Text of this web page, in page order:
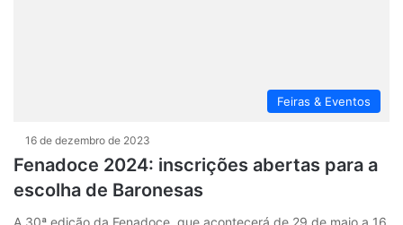
Feiras & Eventos
16 de dezembro de 2023
Fenadoce 2024: inscrições abertas para a
escolha de Baronesas